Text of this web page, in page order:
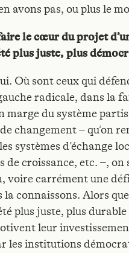
avons pas, ou plus le
le cœur du projet
plus juste, plus
Où sont ceux qui
radicale, dans la
marge du système
changement – qu’on
systèmes d’échange
de croissance, etc. –, on
voire carrément une
la connaissons. Alors
plus juste, plus
leur
les institutions